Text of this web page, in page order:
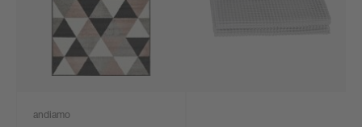
andiamo